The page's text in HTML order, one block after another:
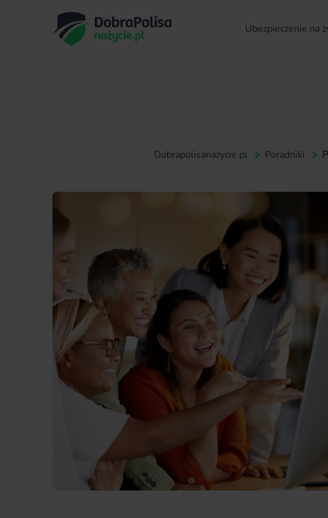
Ubezpieczenie na
Dobrapolisanazycie.pl Poradniki